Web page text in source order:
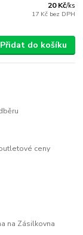
20 Kč/ks
17 Kč bez DPH
Přidat do košíku
ceny
na Zásilkovna